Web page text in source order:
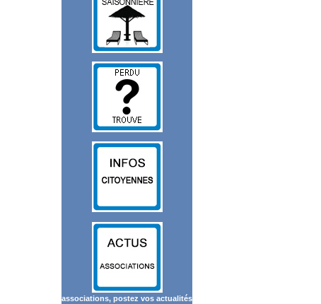
associations, postez vos actualités